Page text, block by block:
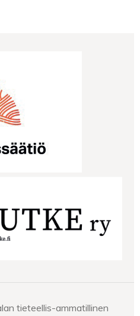
tieteellis-ammatillinen